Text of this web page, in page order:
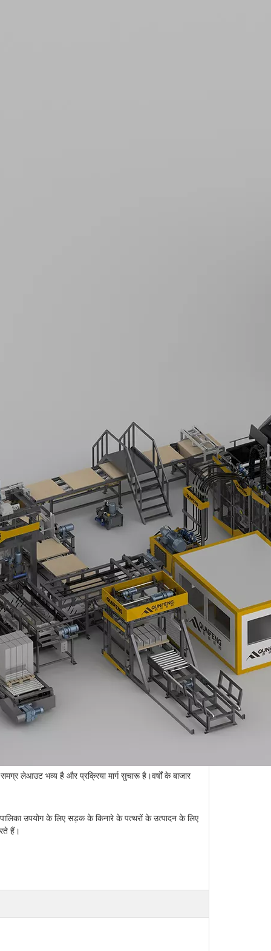
लेआउट भव्य है और प्रक्रिया मार्ग सुचारू है।वर्षों के बाजार
उपयोग के लिए सड़क के किनारे के पत्थरों के उत्पादन के लिए
हैं।